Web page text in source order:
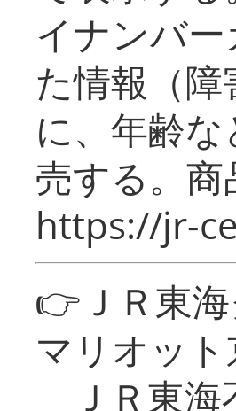
イナンバ
た情報（
に、年齢
売する。
https://jr-
👉ＪＲ東
マリオッ
ＪＲ東海